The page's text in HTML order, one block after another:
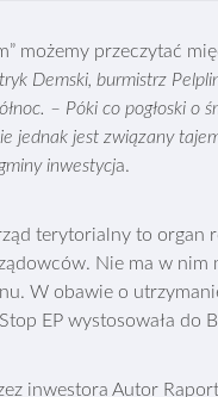
możemy przeczytać
Demski, burmistrz
– Póki co pogłoski o
jednak jest związany
inwestycja.
terytorialny to organ
Nie ma w nim
W obawie o
EP wystosowała do
inwestora Autor